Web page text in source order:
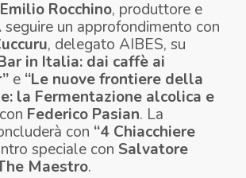
Emilio Rocchino, produttore e
un approfondimento con
, delegato AIBES, su
in Italia: dai caffè ai
e “Le nuove frontiere della
la Fermentazione alcolica e
con Federico Pasian. La
con “4 Chiacchiere
speciale con Salvatore
Maestro.